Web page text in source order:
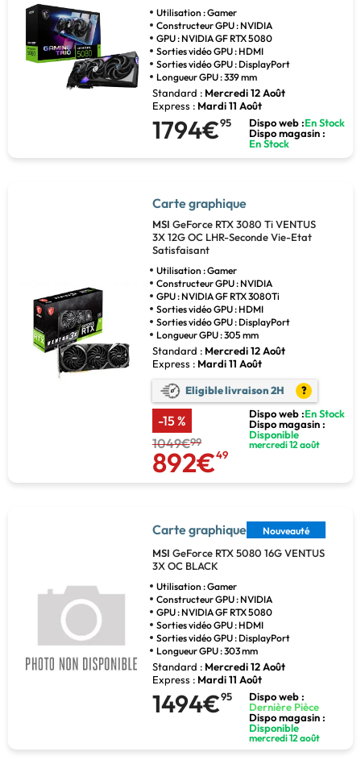
Utilisation : Gamer
Constructeur GPU : NVIDIA
GPU : NVIDIA GF RTX 5080
Sorties vidéo GPU : HDMI
Sorties vidéo GPU : DisplayPort
Longueur GPU : 339 mm
Standard : Mercredi 12 Août
Express : Mardi 11 Août
1794€95 Dispo web :En Stock
Dispo magasin :
En Stock
Carte graphique
MSI GeForce RTX 3080 Ti VENTUS
3X 12G OC LHR-Seconde Vie-Etat
Satisfaisant
Utilisation : Gamer
Constructeur GPU : NVIDIA
GPU : NVIDIA GF RTX 3080Ti
Sorties vidéo GPU : HDMI
Sorties vidéo GPU : DisplayPort
Longueur GPU : 305 mm
Standard : Mercredi 12 Août
Express : Mardi 11 Août
Eligible livraison 2H ?
-15 %
1049€99
892€49
Dispo web :En Stock
Dispo magasin :
Disponible
mercredi 12 août
Carte graphique Nouveauté
MSI GeForce RTX 5080 16G VENTUS
3X OC BLACK
Utilisation : Gamer
Constructeur GPU : NVIDIA
GPU : NVIDIA GF RTX 5080
Sorties vidéo GPU : HDMI
Sorties vidéo GPU : DisplayPort
Longueur GPU : 303 mm
Standard : Mercredi 12 Août
Express : Mardi 11 Août
1494€95
Dispo web :
Dernière Pièce
Dispo magasin :
Disponible
mercredi 12 août